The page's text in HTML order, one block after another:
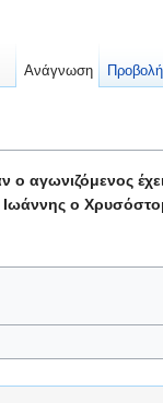
Ιωάννης ο
Ανάγνωση